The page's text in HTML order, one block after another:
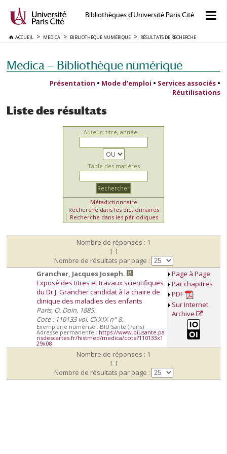
Bibliothèques d'Université Paris Cité
ACCUEIL MEDICA BIBLIOTHÈQUE NUMÉRIQUE RÉSULTATS DE RECHERCHE
Medica — Bibliothèque numérique
Présentation • Mode d’emploi • Services associés •
Réutilisations
Liste des résultats
Auteur, titre, année ...
Table des matières
Métadictionnaire
Recherche dans les dictionnaires
Recherche dans les périodiques
Nombre de réponses : 1
1-1
Nombre de résultats par page :
Grancher, Jacques Joseph.
Exposé des titres et travaux scientifiques
du Dr J. Grancher candidat à la chaire de
clinique des maladies des enfants
Paris, O. Doin, 1885.
Cote : 110133 vol. CXXIX n° 8.
Exemplaire numérisé : BIU Santé (Paris)
Adresse permanente : https://www.biusante.pa
risdescartes.fr/histmed/medica/cote?110133x1
29x08
Page à Page
Par chapitres
PDF
Sur Internet
Archive
Nombre de réponses : 1
1-1
Nombre de résultats par page :